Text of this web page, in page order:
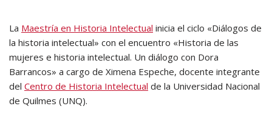
La Maestría en Historia Intelectual inicia el ciclo «Diálogos de
la historia intelectual» con el encuentro «Historia de las
mujeres e historia intelectual. Un diálogo con Dora
Barrancos» a cargo de Ximena Espeche, docente integrante
del Centro de Historia Intelectual de la Universidad Nacional
de Quilmes (UNQ).